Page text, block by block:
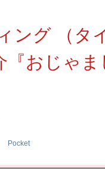
ング （タ
『おじゃ
Pocket